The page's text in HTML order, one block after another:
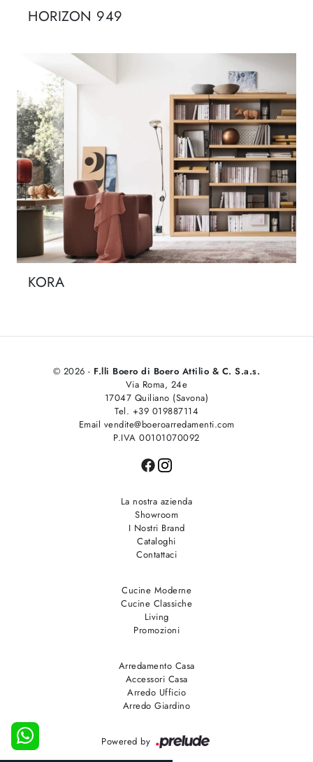
HORIZON 949
KORA
© 2026 - F.lli Boero di Boero Attilio & C. S.a.s.
Via Roma, 24e
17047 Quiliano (Savona)
Tel. +39 019887114
Email vendite@boeroarredamenti.com
P.IVA 00101070092
La nostra azienda
Showroom
I Nostri Brand
Cataloghi
Contattaci
Cucine Moderne
Cucine Classiche
Living
Promozioni
Arredamento Casa
Accessori Casa
Arredo Ufficio
Arredo Giardino
Powered by